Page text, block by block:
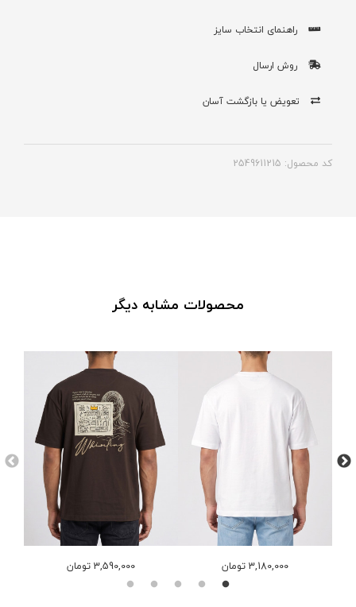
راهنمای انتخاب سایز
روش ارسال
تعویض یا بازگشت آسان
کد محصول: 2549611215
محصولات مشابه دیگر
3,590,000 تومان 3,180,000 تومان